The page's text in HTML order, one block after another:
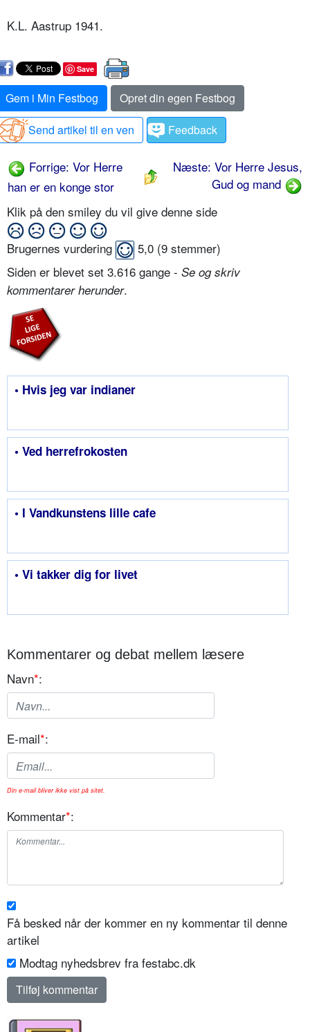
K.L. Aastrup 1941.
Save
Gem i Min Festbog
Opret din egen Festbog
Send artikel til en ven
Feedback
Forrige: Vor Herre
han er en konge stor
Næste: Vor Herre Jesus,
Gud og mand
Klik på den smiley du vil give denne side
Brugernes vurdering 5,0 (9 stemmer)
Siden er blevet set 3.616 gange - Se og skriv
kommentarer herunder.
• Hvis jeg var indianer
• Ved herrefrokosten
• I Vandkunstens lille cafe
• Vi takker dig for livet
Kommentarer og debat mellem læsere
Navn*:
E-mail*:
Din e-mail bliver ikke vist på sitet.
Kommentar*:
Få besked når der kommer en ny kommentar til denne
artikel
Modtag nyhedsbrev fra festabc.dk